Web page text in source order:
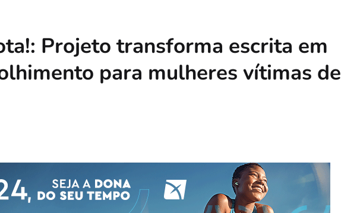
Projeto transforma escrita em
para mulheres vítimas de